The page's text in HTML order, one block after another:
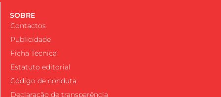
SOBRE
Contactos
Publicidade
Ficha Técnica
Estatuto editorial
Código de conduta
Declaração de transparência